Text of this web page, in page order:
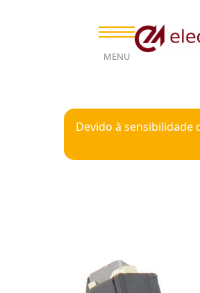
MENU
Devido à